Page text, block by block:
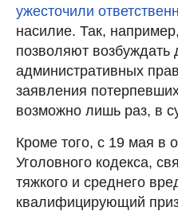
ужесточили
насилие. Так,
позволяют возбуждать
административных
заявления
возможно лишь раз, в
Кроме того, с 19 мая в
Уголовного кодекса,
тяжкого и среднего
квалифицирующий